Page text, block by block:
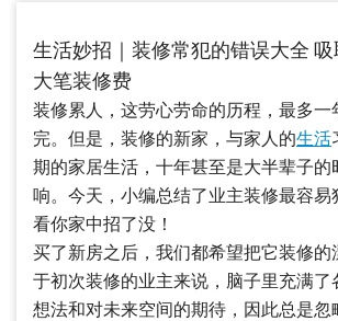
生活妙招｜装修常犯的错误大全
大笔装修费
装修累人，这劳心劳命的历程，最多一
完。但是，装修的新家，与家人的生活
期的家居生活，十年甚至是大半辈子的
响。今天，小编总结了业主装修最容易
看你家中招了没！
买了新房之后，我们都希望把它装修的
于初次装修的业主来说，脑子里充满了
想法和对未来空间的期待，因此总是忽